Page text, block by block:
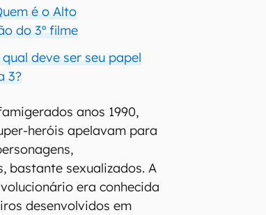
é o Alto
do 3º filme
deve ser seu papel
3?
anos 1990,
heróis apelavam para
bastante sexualizados. A
era conhecida
desenvolvidos em